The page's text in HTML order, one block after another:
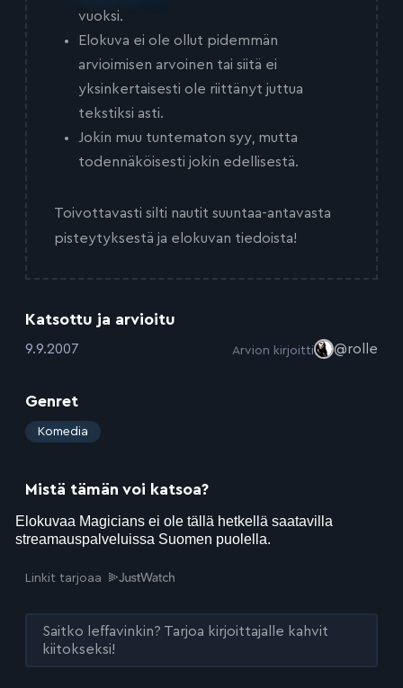
vuoksi.
Elokuva ei ole ollut pidemmän
arvioimisen arvoinen tai siitä ei
yksinkertaisesti ole riittänyt juttua
tekstiksi asti.
Jokin muu tuntematon syy, mutta
todennäköisesti jokin edellisestä.
Toivottavasti silti nautit suuntaa-antavasta
pisteytyksestä ja elokuvan tiedoista!
Katsottu ja arvioitu
:9.9.2007 Arvion kirjoitti @rolle
Genret
: Komedia
Mistä tämän voi katsoa?
Linkit tarjoaa
Saitko leffavinkin? Tarjoa kirjoittajalle kahvit
kiitokseksi!